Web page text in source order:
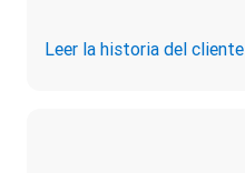
Leer la historia del cliente